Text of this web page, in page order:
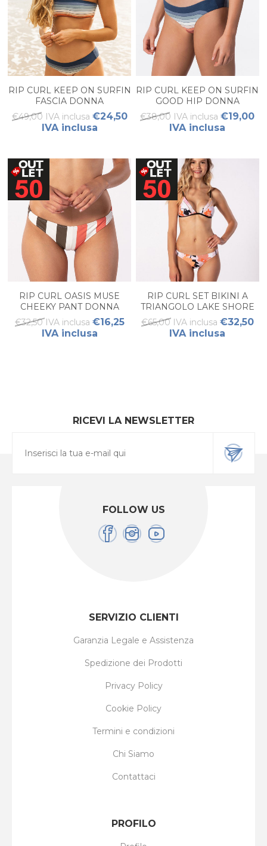
RIP CURL KEEP ON SURFIN
FASCIA DONNA
€49,00 IVA inclusa €24,50
IVA inclusa
RIP CURL KEEP ON SURFIN
GOOD HIP DONNA
€38,00 IVA inclusa €19,00
IVA inclusa
RIP CURL OASIS MUSE
CHEEKY PANT DONNA
€32,50 IVA inclusa €16,25
IVA inclusa
RIP CURL SET BIKINI A
TRIANGOLO LAKE SHORE
SET DONNA
€65,00 IVA inclusa €32,50
IVA inclusa
RICEVI LA NEWSLETTER
FOLLOW US
SERVIZIO CLIENTI
Garanzia Legale e Assistenza
Spedizione dei Prodotti
Privacy Policy
Cookie Policy
Termini e condizioni
Chi Siamo
Contattaci
PROFILO